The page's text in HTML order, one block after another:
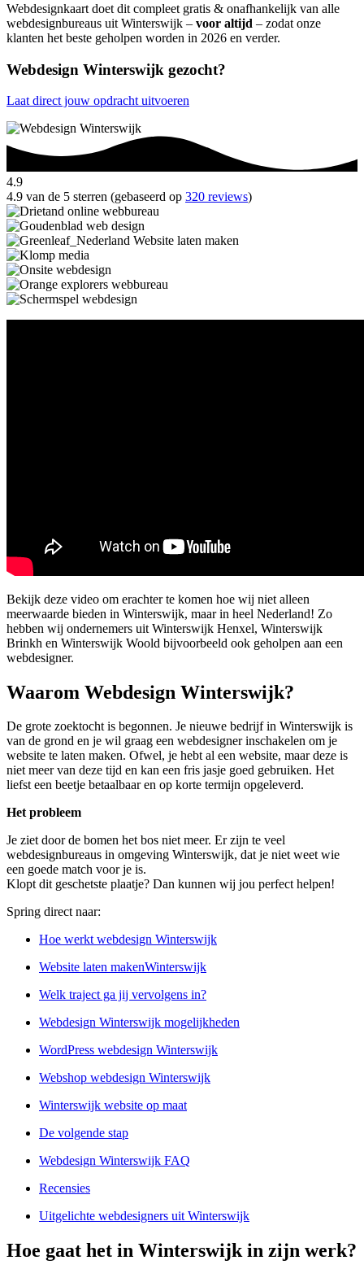
Webdesignkaart doet dit compleet gratis & onafhankelijk van alle
webdesignbureaus uit Winterswijk – voor altijd – zodat onze
klanten het beste geholpen worden in 2026 en verder.
Webdesign Winterswijk gezocht?
Laat direct jouw opdracht uitvoeren
4.9
4.9 van de 5 sterren (gebaseerd op 320 reviews)
Bekijk deze video om erachter te komen hoe wij niet alleen
meerwaarde bieden in Winterswijk, maar in heel Nederland! Zo
hebben wij ondernemers uit Winterswijk Henxel, Winterswijk
Brinkh en Winterswijk Woold bijvoorbeeld ook geholpen aan een
webdesigner.
Waarom Webdesign Winterswijk?
De grote zoektocht is begonnen. Je nieuwe bedrijf in Winterswijk is
van de grond en je wil graag een webdesigner inschakelen om je
website te laten maken. Ofwel, je hebt al een website, maar deze is
niet meer van deze tijd en kan een fris jasje goed gebruiken. Het
liefst een beetje betaalbaar en op korte termijn opgeleverd.
Het probleem
Je ziet door de bomen het bos niet meer. Er zijn te veel
webdesignbureaus in omgeving Winterswijk, dat je niet weet wie
een goede match voor je is.
Klopt dit geschetste plaatje? Dan kunnen wij jou perfect helpen!
Spring direct naar:
Hoe werkt webdesign Winterswijk
Website laten makenWinterswijk
Welk traject ga jij vervolgens in?
Webdesign Winterswijk mogelijkheden
WordPress webdesign Winterswijk
Webshop webdesign Winterswijk
Winterswijk website op maat
De volgende stap
Webdesign Winterswijk FAQ
Recensies
Uitgelichte webdesigners uit Winterswijk
Hoe gaat het in Winterswijk in zijn werk?